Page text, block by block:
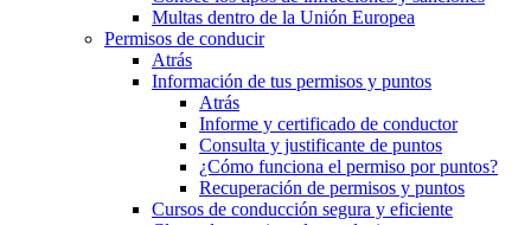
Multas dentro de la Unión Europea
Permisos de conducir
Atrás
Información de tus permisos y puntos
Atrás
Informe y certificado de conductor
Consulta y justificante de puntos
¿Cómo funciona el permiso por puntos?
Recuperación de permisos y puntos
Cursos de conducción segura y eficiente